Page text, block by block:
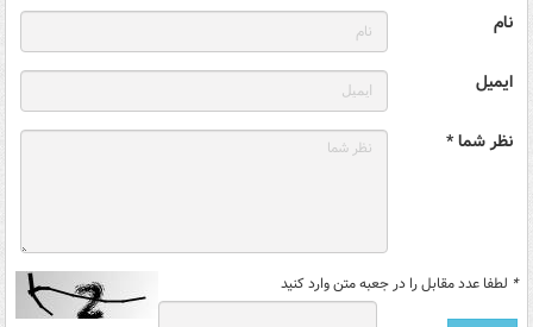
نام
ایمیل
نظر شما *
* لطفا عدد مقابل را در جعبه متن وارد کنید